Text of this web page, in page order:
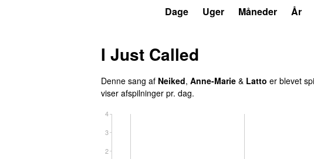
Dage Uger Måneder År
I Just Called
Denne sang af Neiked, Anne-Marie & Latto er blevet
viser afspilninger pr. dag.
2
3
4